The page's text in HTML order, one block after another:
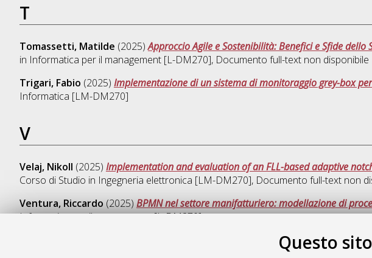
Questo
T
Tomassetti, Matilde (2025)Approccio Agile e Sostenibilità: Benefici e Sfide
in Informatica per il management [L-DM270], Documento full-text non disponibile
Trigari, Fabio (2025) Implementazione di un sistema di monitoraggio grey-box
Informatica [LM-DM270]
V
Velaj, Nikoll (2025) Implementation and evaluation of an FLL-based adaptive
Corso di Studio in Ingegneria elettronica [LM-DM270], Documento full-text non
Ventura, Riccardo (2025) BPMN nel settore manifatturiero: modellazione di
Informatica per il management [L-DM270]